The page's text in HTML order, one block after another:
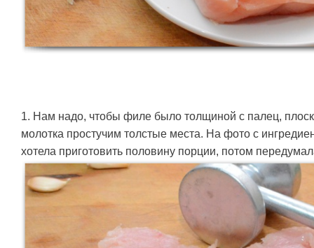
1. Нам надо, чтобы филе было толщиной с палец,
молотка простучим толстые места. На фото с
хотела приготовить половину порции, потом